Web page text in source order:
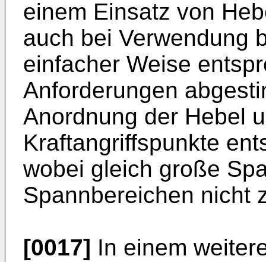
einem Einsatz von
auch bei Verwendung
einfacher Weise
Anforderungen
Anordnung der Hebel
Kraftangriffspunkte
wobei gleich große
Spannbereichen nicht
[0017] In einem